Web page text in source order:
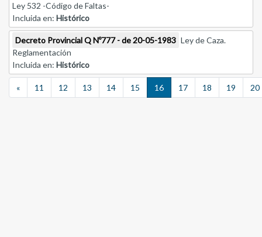
Ley 532 -Código de Faltas-
Incluida en: Histórico
Decreto Provincial Q Nº777 - de 20-05-1983 Ley de Caza.
Reglamentación
Incluida en: Histórico
«Previous
11 12 13 14 15 16 17 18 19 20